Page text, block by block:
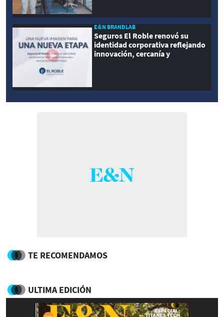
E&N BRANDLAB
Seguros El Roble renovó su
identidad corporativa reflejando
innovación, cercanía y
TE RECOMENDAMOS
ULTIMA EDICIÓN